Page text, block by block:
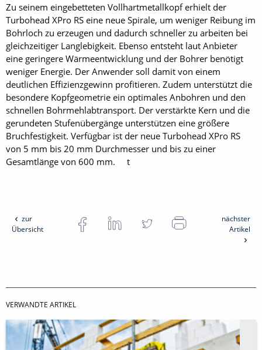
Zu seinem eingebetteten Vollhartmetallkopf erhielt der
Turbohead XPro RS eine neue Spirale, um weniger Reibung im
Bohrloch zu erzeugen und dadurch schneller zu arbeiten bei
gleichzeitiger Langlebigkeit. Ebenso entsteht laut Anbieter
eine geringere Wärmeentwicklung und der Bohrer benötigt
weniger Energie. Der Anwender soll damit von einem
deutlichen Effizienzgewinn profitieren. Zudem unterstützt die
besondere Kopfgeometrie ein optimales Anbohren und den
schnellen Bohrmehlabtransport. Der verstärkte Kern und die
gerundeten Stufenübergänge unterstützen eine größere
Bruchfestigkeit. Verfügbar ist der neue Turbohead XPro RS
von 5 mm bis 20 mm Durchmesser und bis zu einer
Gesamtlänge von 600 mm. t
zur
Übersicht
nächster
Artikel
VERWANDTE ARTIKEL